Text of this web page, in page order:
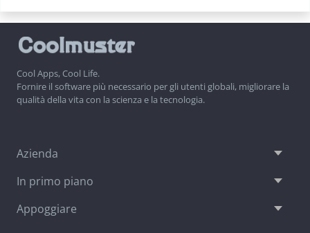
Cool Apps, Cool Life.
Fornire il software più necessario per gli utenti globali, migliorare la
qualità della vita con la scienza e la tecnologia.
Azienda
In primo piano
Appoggiare